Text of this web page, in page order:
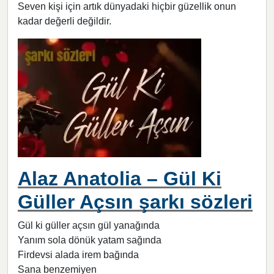
Seven kişi için artık dünyadaki hiçbir güzellik onun
kadar değerli değildir.
Alaz Anatolia – Gül Ki
Güller Açsın şarkı sözleri
Gül ki güller açsın gül yanağında
Yanım sola dönük yatam sağında
Firdevsi alada irem bağında
Sana benzemiyen